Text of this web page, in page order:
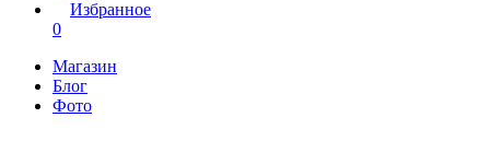
Избранное
0
Магазин
Блог
Фото